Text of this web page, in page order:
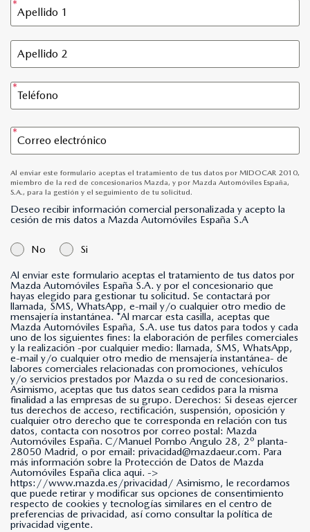
Al enviar este formulario aceptas el tratamiento de tus datos por MIDOCAR 2010,
miembro de la red de concesionarios Mazda, y por Mazda Automóviles España,
S.A., para la gestión y el seguimiento de tu solicitud.
Deseo recibir información comercial personalizada y acepto la
cesión de mis datos a Mazda Automóviles España S.A
No Si
Al enviar este formulario aceptas el tratamiento de tus datos por
Mazda Automóviles España S.A. y por el concesionario que
hayas elegido para gestionar tu solicitud. Se contactará por
llamada, SMS, WhatsApp, e-mail y/o cualquier otro medio de
mensajería instantánea. *Al marcar esta casilla, aceptas que
Mazda Automóviles España, S.A. use tus datos para todos y cada
uno de los siguientes fines: la elaboración de perfiles comerciales
y la realización -por cualquier medio: llamada, SMS, WhatsApp,
e-mail y/o cualquier otro medio de mensajería instantánea- de
labores comerciales relacionadas con promociones, vehículos
y/o servicios prestados por Mazda o su red de concesionarios.
Asimismo, aceptas que tus datos sean cedidos para la misma
finalidad a las empresas de su grupo. Derechos: Si deseas ejercer
tus derechos de acceso, rectificación, suspensión, oposición y
cualquier otro derecho que te corresponda en relación con tus
datos, contacta con nosotros por correo postal: Mazda
Automóviles España. C/Manuel Pombo Angulo 28, 2º planta-
28050 Madrid, o por email: privacidad@mazdaeur.com. Para
más información sobre la Protección de Datos de Mazda
Automóviles España clica aqui. ->
https://www.mazda.es/privacidad/
que puede retirar y modificar sus opciones de consentimiento
respecto de cookies y tecnologías similares en el centro de
preferencias de privacidad, así como consultar la política de
privacidad vigente.